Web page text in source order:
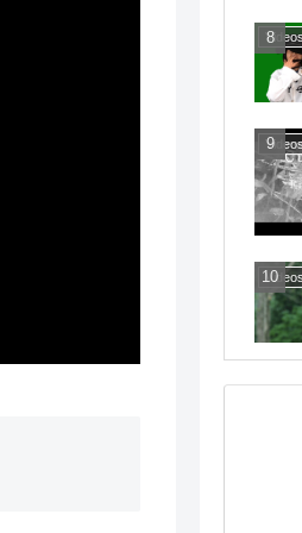
Videos